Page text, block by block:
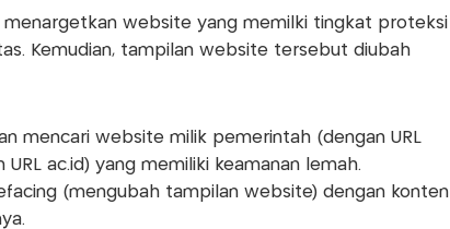
menargetkan website yang memilki tingkat proteksi
Kemudian, tampilan website tersebut diubah
mencari website milik pemerintah (dengan URL
ac.id) yang memiliki keamanan lemah.
(mengubah tampilan website) dengan konten